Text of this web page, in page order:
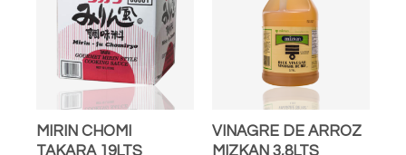
MIRIN CHOMI
TAKARA 19LTS
VINAGRE DE ARROZ
MIZKAN 3,8LTS